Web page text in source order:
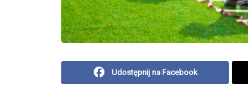
Udostępnij na Facebook